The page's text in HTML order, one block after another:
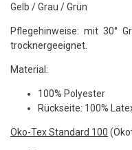
Gelb / Grau / Grün
Pflegehinweise: mit 30°
trocknergeeignet.
Material:
100% Polyester
Rückseite: 100%
Öko-Tex Standard 100